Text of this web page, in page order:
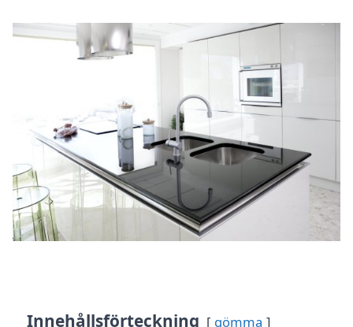
Innehållsförteckning gömma